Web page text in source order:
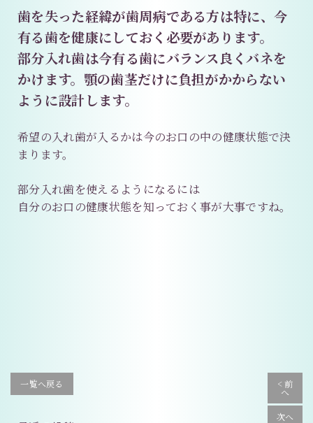
歯を失った経緯が歯周病である方は特に、今
有る歯を健康にしておく必要があります。
部分入れ歯は今有る歯にバランス良くバネを
かけます。顎の歯茎だけに負担がかからない
ように設計します。
希望の入れ歯が入るかは今のお口の中の健康状態で決
まります。
部分入れ歯を使えるようになるには
自分のお口の健康状態を知っておく事が大事ですね。
一覧へ戻る < 前
へ
次へ